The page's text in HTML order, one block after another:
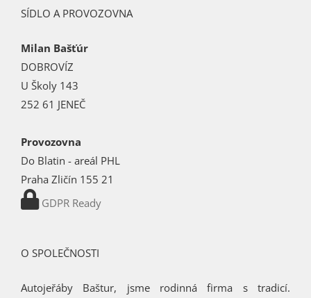
SÍDLO A PROVOZOVNA
Milan Bašťúr
DOBROVÍZ
U Školy 143
252 61 JENEČ
Provozovna
Do Blatin - areál PHL
Praha Zličín 155 21
GDPR Ready
O SPOLEČNOSTI
Autojeřáby Baštur, jsme rodinná firma s tradicí.